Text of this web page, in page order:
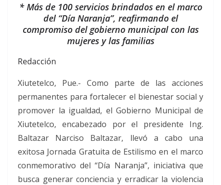
* Más de 100 servicios brindados en el marco
del “Día Naranja”, reafirmando el
compromiso del gobierno municipal con las
mujeres y las familias
Redacción
Xiutetelco, Pue.- Como parte de las acciones
permanentes para fortalecer el bienestar social y
promover la igualdad, el Gobierno Municipal de
Xiutetelco, encabezado por el presidente Ing.
Baltazar Narciso Baltazar, llevó a cabo una
exitosa Jornada Gratuita de Estilismo en el marco
conmemorativo del “Día Naranja”, iniciativa que
busca generar conciencia y erradicar la violencia